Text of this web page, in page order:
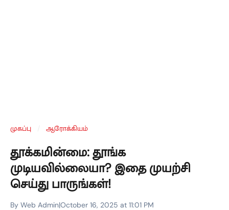
முகப்பு ஆரோக்கியம்
தூக்கமின்மை: தூங்க
முடியவில்லையா? இதை முயற்சி
செய்து பாருங்கள்!
By Web Admin|October 16, 2025 at 11:01 PM